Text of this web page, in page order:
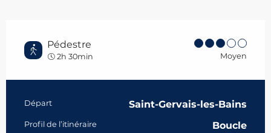
Pédestre
2h 30min Moyen
Informations pratiques
Départ Saint-Gervais-les-Bains
Profil de l’itinéraire Boucle